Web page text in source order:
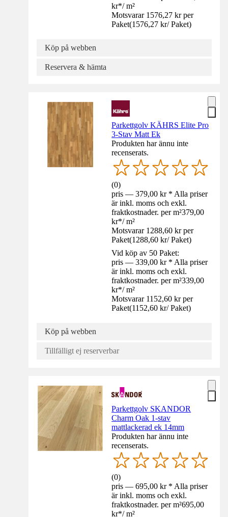
kr*/ m²
Motsvarar 1576,27 kr per
Paket(1576,27 kr/ Paket)
Köp på webben
Reservera & hämta
Parkettgolv KÄHRS Elite Pro
3-Stav Matt Ek
Produkten har ännu inte
recenserats.
(0)
pris — 379,00 kr * Alla priser
är inkl. moms och exkl.
fraktkostnader. per m²379,00
kr*/ m²
Motsvarar 1288,60 kr per
Paket(1288,60 kr/ Paket)
Vid köp av 50 Paket:
pris — 339,00 kr * Alla priser
är inkl. moms och exkl.
fraktkostnader. per m²339,00
kr*/ m²
Motsvarar 1152,60 kr per
Paket(1152,60 kr/ Paket)
Köp på webben
Tillfälligt ej reserverbar
Parkettgolv SKANDOR
Charm Oak 1-stav
mattlackerad ek 14mm
Produkten har ännu inte
recenserats.
(0)
pris — 695,00 kr * Alla priser
är inkl. moms och exkl.
fraktkostnader. per m²695,00
kr*/ m²